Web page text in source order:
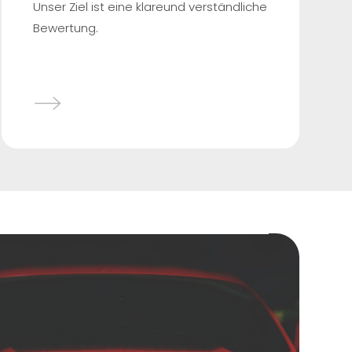
Unser Ziel ist eine klareund verständliche
Bewertung.